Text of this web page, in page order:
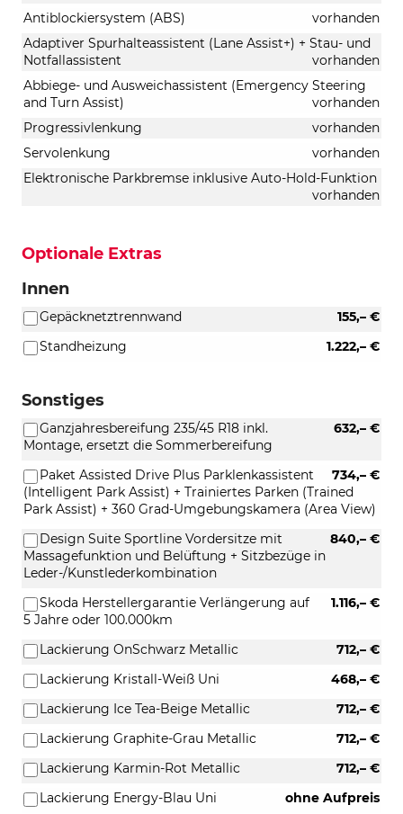
Antiblockiersystem (ABS)
vorhanden
Adaptiver Spurhalteassistent (Lane Assist+) + Stau- und
Notfallassistent
vorhanden
Abbiege- und Ausweichassistent (Emergency Steering
and Turn Assist)
vorhanden
Progressivlenkung
vorhanden
Servolenkung
vorhanden
Elektronische Parkbremse inklusive Auto-Hold-Funktion
vorhanden
Optionale Extras
Innen
155,– €
Gepäcknetztrennwand
1.222,– €
Standheizung
Sonstiges
632,– €
Ganzjahresbereifung 235/45 R18 inkl.
Montage, ersetzt die Sommerbereifung
734,– €
Paket Assisted Drive Plus Parklenkassistent
(Intelligent Park Assist) + Trainiertes Parken (Trained
Park Assist) + 360 Grad-Umgebungskamera (Area View)
840,– €
Design Suite Sportline Vordersitze mit
Massagefunktion und Belüftung + Sitzbezüge in
Leder-/Kunstlederkombination
1.116,– €
Skoda Herstellergarantie Verlängerung auf
5 Jahre oder 100.000km
712,– €
Lackierung OnSchwarz Metallic
468,– €
Lackierung Kristall-Weiß Uni
712,– €
Lackierung Ice Tea-Beige Metallic
712,– €
Lackierung Graphite-Grau Metallic
712,– €
Lackierung Karmin-Rot Metallic
ohne Aufpreis
Lackierung Energy-Blau Uni